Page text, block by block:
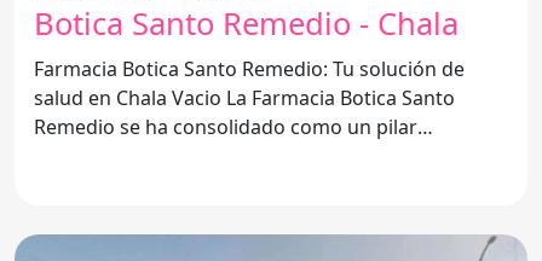
Botica Santo Remedio - Chala
Farmacia Botica Santo Remedio: Tu solución de
salud en Chala Vacio La Farmacia Botica Santo
Remedio se ha consolidado como un pilar